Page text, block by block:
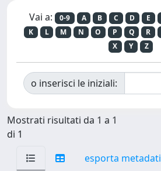
Vai a: 0-9 A B C D E
K
L M N O P Q R
X
Y Z
o inserisci le iniziali:
Mostrati risultati da 1 a 1
di 1
esporta metadati